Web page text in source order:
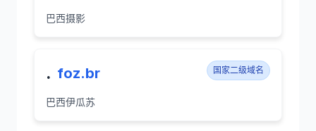
巴西摄影
. foz.br 国家二级域名
巴西伊瓜苏